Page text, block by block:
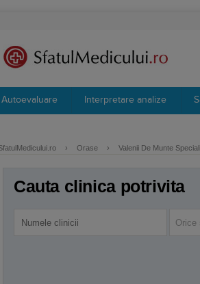
Autoevaluare Interpretare analize
› Orase › Valenii De Munte
Cauta clinica potrivita
Orice